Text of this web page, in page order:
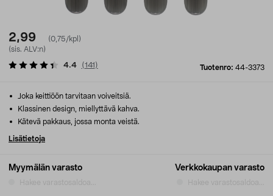
2,99
(0,75/kpl)
(sis. ALV:n)
Tuotenro: 44-3373
4.4 (141 )
Myymälän varasto
Hakee varastosaldoa...
Verkkokaupan varasto
Hakee varastosaldoa...
Joka keittiöön tarvitaan voiveitsiä.
Klassinen design, miellyttävä kahva.
Kätevä pakkaus, jossa monta veistä.
Lisätietoja